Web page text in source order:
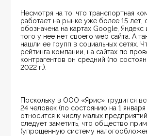
Несмотря на то, что транспортная
работает на рынке уже более 15 лет,
обозначена на картах Google,
того у нее нет своего web сайта. А
нашли ее групп в социальных сетях.
рейтинга компании, на сайтах по
контрагентов он средний (по
2022 г.).
Поскольку в ООО «Ярис» трудится
24 человек (по состоянию на 1
относится к числу малых
следует заметить, что общество
(упрощенную систему